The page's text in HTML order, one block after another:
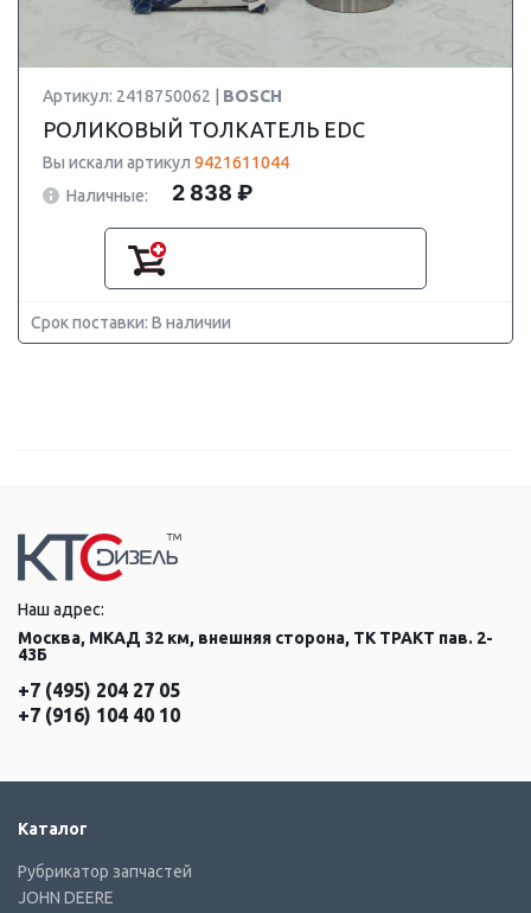
Артикул: 2418750062 | BOSCH
РОЛИКОВЫЙ ТОЛКАТЕЛЬ EDC
Вы искали артикул 9421611044
Наличные:
2 838 ₽
Срок поставки: В наличии
Наш адрес:
Москва, МКАД 32 км, внешняя сторона, ТК ТРАКТ пав. 2-
43Б
+7 (495) 204 27 05
+7 (916) 104 40 10
Каталог
Рубрикатор запчастей
JOHN DEERE